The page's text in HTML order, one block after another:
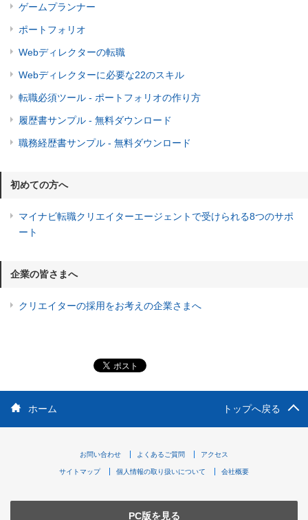
ゲームプランナー
ポートフォリオ
Webディレクターの転職
Webディレクターに必要な22のスキル
転職必須ツール - ポートフォリオの作り方
履歴書サンプル - 無料ダウンロード
職務経歴書サンプル - 無料ダウンロード
初めての方へ
マイナビ転職クリエイターエージェントで受けられる8つのサポ
ート
企業の皆さまへ
クリエイターの採用をお考えの企業さまへ
ホーム トップへ戻る
お問い合わせ よくあるご質問 アクセス
サイトマップ 個人情報の取り扱いについて 会社概要
PC版を見る